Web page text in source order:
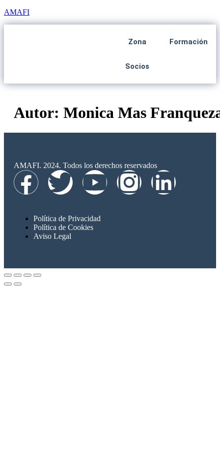
AMAFI
Zona
Socios
Formación
Autor: Monica Mas
AMAFI. 2024. Todos los derechos reservados
Política de Privacidad
Política de Cookies
Aviso Legal